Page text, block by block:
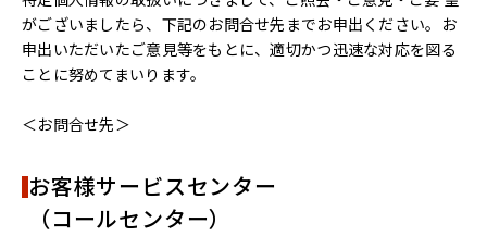
がございましたら、下記のお問合せ先までお申出ください。お
申出いただいたご意見等をもとに、適切かつ迅速な対応を図る
ことに努めてまいります。
＜お問合せ先＞
お客様サービスセンター
（コールセンター）